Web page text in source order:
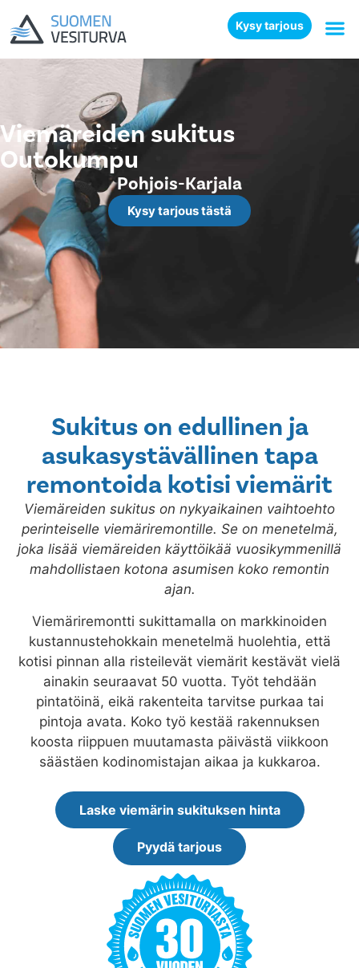
Kysy tarjous
Viemäreiden sukitus
Outokumpu
Pohjois-Karjala
Kysy tarjous tästä
Sukitus on edullinen ja
asukasystävällinen tapa
remontoida kotisi viemärit
Viemäreiden sukitus on nykyaikainen vaihtoehto
perinteiselle viemäriremontille. Se on menetelmä,
joka lisää viemäreiden käyttöikää vuosikymmenillä
mahdollistaen kotona asumisen koko remontin
ajan.
Viemäriremontti sukittamalla on markkinoiden
kustannustehokkain menetelmä huolehtia, että
kotisi pinnan alla risteilevät viemärit kestävät vielä
ainakin seuraavat 50 vuotta. Työt tehdään
pintatöinä, eikä rakenteita tarvitse purkaa tai
pintoja avata. Koko työ kestää rakennuksen
koosta riippuen muutamasta päivästä viikkoon
säästäen kodinomistajan aikaa ja kukkaroa.
Laske viemärin sukituksen hinta
Pyydä tarjous